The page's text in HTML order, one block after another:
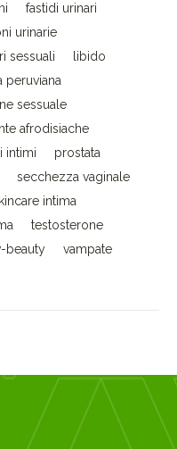
fastidi urinari
urinarie
sessuali
libido
peruviana
sessuale
afrodisiache
intimi
prostata
secchezza vaginale
intima
testosterone
beauty
vampate